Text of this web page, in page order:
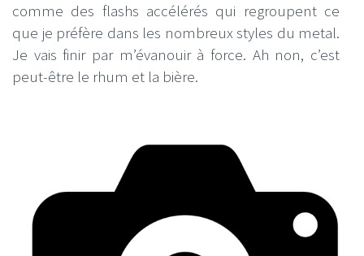
comme des flashs accélérés qui regroupent ce
que je préfère dans les nombreux styles du metal.
Je vais finir par m’évanouir à force. Ah non, c’est
peut-être le rhum et la bière.